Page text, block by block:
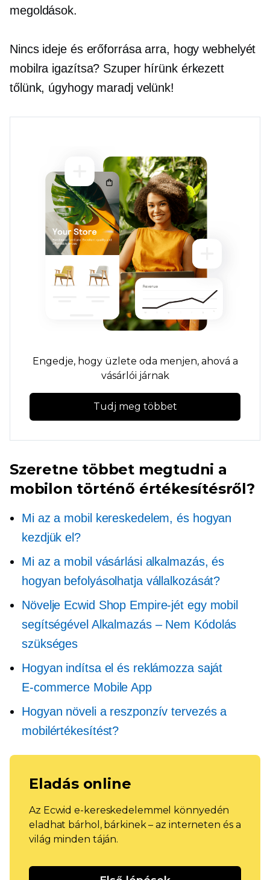
megoldások.
Nincs ideje és erőforrása arra, hogy webhelyét
mobilra igazítsa? Szuper hírünk érkezett
tőlünk, úgyhogy maradj velünk!
Engedje, hogy üzlete oda menjen, ahová a
vásárlói járnak
Tudj meg többet
Szeretne többet megtudni a
mobilon történő értékesítésről?
Mi az a mobil kereskedelem, és hogyan
kezdjük el?
Mi az a mobil vásárlási alkalmazás, és
hogyan befolyásolhatja vállalkozását?
Növelje Ecwid Shop Empire-jét egy mobil
segítségével Alkalmazás – Nem Kódolás
szükséges
Hogyan indítsa el és reklámozza saját
E-commerce Mobile App
Hogyan növeli a reszponzív tervezés a
mobilértékesítést?
Eladás online
Az Ecwid e-kereskedelemmel könnyedén
eladhat bárhol, bárkinek – az interneten és a
világ minden táján.